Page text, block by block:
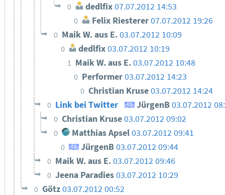
0 dedlfix 07.07.2012 14:53
0 Felix Riesterer07.07.2012 19:26
0 Maik W. aus E.03.07.2012 10:09
0 dedlfix03.07.2012 10:19
1 Maik W. aus E.03.07.2012 10:48
0 Performer03.07.2012 14:23
0 Christian Kruse03.07.2012 14:24
0 Link bei Twitter JürgenB03.07.2012
0 Christian Kruse03.07.2012 09:02
0 Matthias Apsel03.07.2012 09:41
0 JürgenB 03.07.2012 09:44
0 Maik W. aus E.03.07.2012 09:46
0 Jeena Paradies03.07.2012 10:29
0 Götz03.07.2012 00:52